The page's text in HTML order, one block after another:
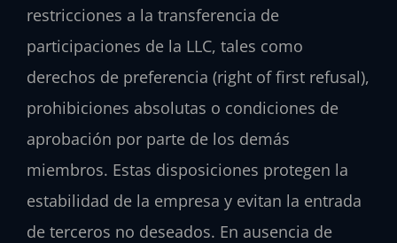
restricciones a la transferencia de
participaciones de la LLC, tales como
derechos de preferencia (right of first refusal),
prohibiciones absolutas o condiciones de
aprobación por parte de los demás
miembros. Estas disposiciones protegen la
estabilidad de la empresa y evitan la entrada
de terceros no deseados. En ausencia de